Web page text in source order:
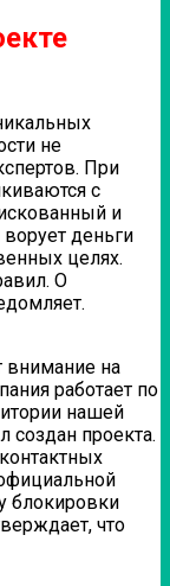
не
При
с
и
деньги
целях.
О
внимание на
работает по
нашей
создан проекта.
блокировки
что